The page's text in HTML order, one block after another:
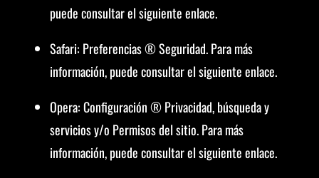
puede consultar el siguiente enlace.
Safari: Preferencias ® Seguridad. Para más
información, puede consultar el siguiente enlace.
Opera: Configuración ® Privacidad, búsqueda y
servicios y/o Permisos del sitio. Para más
información, puede consultar el siguiente enlace.